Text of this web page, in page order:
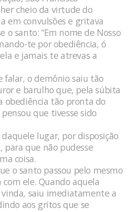
cheio da virtude do
em convulsões e gritava
o santo: “Em nome de Nosso
te por obediência, ó
e jamais te atrevas a
falar, o demônio saiu tão
e barulho que, pela súbita
obediência tão pronta do
que tivesse sido
lugar, por disposição
para que não pudesse
coisa.
o santo passou pelo mesmo
com ele. Quando aquela
saiu imediatamente a
aos gritos que se